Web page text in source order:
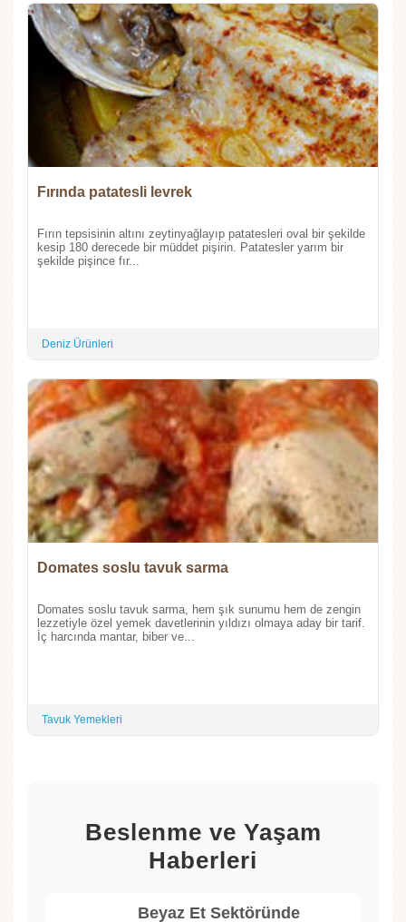
Fırında patatesli levrek
Fırın tepsisinin altını zeytinyağlayıp patatesleri oval bir şekilde
kesip 180 derecede bir müddet pişirin. Patatesler yarım bir
şekilde pişince fır...
Deniz Ürünleri
Domates soslu tavuk sarma
Domates soslu tavuk sarma, hem şık sunumu hem de zengin
lezzetiyle özel yemek davetlerinin yıldızı olmaya aday bir tarif.
İç harcında mantar, biber ve...
Tavuk Yemekleri
Beslenme ve Yaşam
Haberleri
Beyaz Et Sektöründe